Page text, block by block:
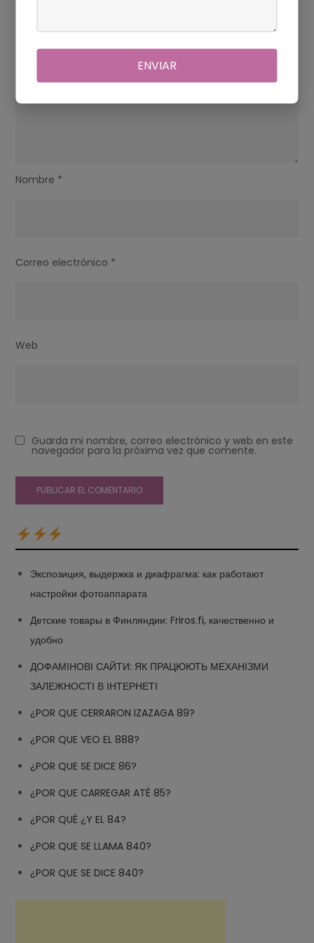
Nombre *
Correo electrónico *
Web
Guarda mi nombre, correo electrónico y web en este
navegador para la próxima vez que comente.
Экспозиция, выдержка и диафрагма: как работают
настройки фотоаппарата
Детские товары в Финляндии: Friros.fi, качественно и
удобно
ДОФАМІНОВІ САЙТИ: ЯК ПРАЦЮЮТЬ МЕХАНІЗМИ
ЗАЛЕЖНОСТІ В ІНТЕРНЕТІ
¿POR QUE CERRARON IZAZAGA 89?
¿POR QUE VEO EL 888?
¿POR QUE SE DICE 86?
¿POR QUE CARREGAR ATÉ 85?
¿POR QUÉ ¿Y EL 84?
¿POR QUE SE LLAMA 840?
¿POR QUE SE DICE 840?
ENVIAR